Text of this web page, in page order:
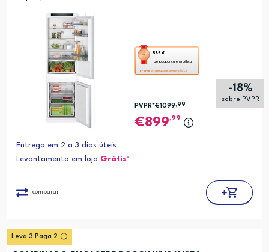
585 €
de poupança energética
Bronze em poupança energética
Esta
ação
de
-18%
sobre PVPR
PVPR*€1099,99
899,99
Entrega em 2 a 3 dias úteis
Levantamento em loja Grátis*
comparar
Leva 3 Paga 2